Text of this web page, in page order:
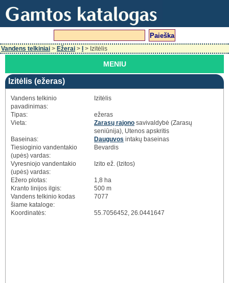
Vandens telkiniai > Ežerai > > Izitėlis
MENIU
Izitėlis (ežeras)
Vandens telkinio
pavadinimas:
Izitėlis
Tipas:
ežeras
Vieta:
Zarasų rajono savivaldybė (Zarasų
seniūnija), Utenos apskritis
Baseinas:
Dauguvos intakų baseinas
Tiesioginio vandentakio
(upės) vardas:
Bevardis
Vyresniojo vandentakio
(upės) vardas:
Izito ež. (Izitos)
Ežero plotas:
1,8 ha
Kranto linijos ilgis:
500 m
Vandens telkinio kodas
šiame kataloge:
7077
Koordinatės: 55.7056452, 26.0441647